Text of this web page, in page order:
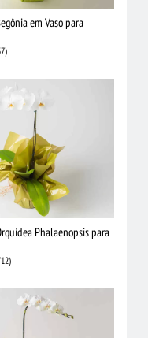
em Vaso para
Phalaenopsis para